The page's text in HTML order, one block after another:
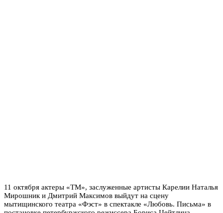
11 октября актеры «ТМ», заслуженные артисты Карелии Наталья
Мирошник и Дмитрий Максимов выйдут на сцену
мытищинского театра «Фэст» в спектакле «Любовь. Письма» в